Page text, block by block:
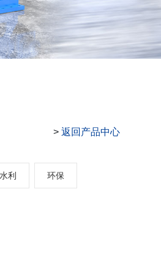
> 返回产品中心
水利 环保